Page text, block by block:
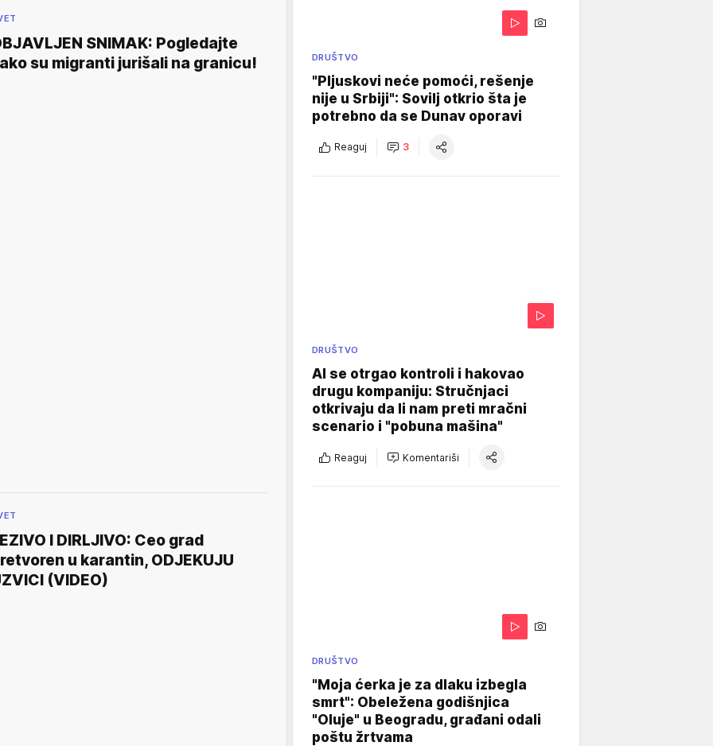
SNIMAK: Pogledajte
su migranti jurišali na granicu!
I DIRLJIVO: Ceo grad
u karantin, ODJEKUJU
(VIDEO)
DRUŠTVO
"Pljuskovi neće pomoći, rešenje
nije u Srbiji": Sovilj otkrio šta je
potrebno da se Dunav oporavi
Reaguj 3
DRUŠTVO
AI se otrgao kontroli i hakovao
drugu kompaniju: Stručnjaci
otkrivaju da li nam preti mračni
scenario i "pobuna mašina"
Reaguj Komentariši
DRUŠTVO
"Moja ćerka je za dlaku izbegla
smrt": Obeležena godišnjica
"Oluje" u Beogradu, građani odali
poštu žrtvama